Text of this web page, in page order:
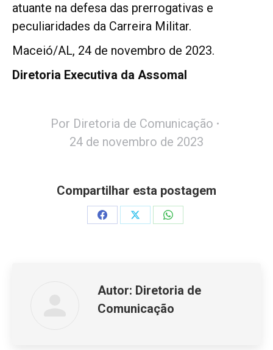
atuante na defesa das prerrogativas e
peculiaridades da Carreira Militar.
Maceió/AL, 24 de novembro de 2023.
Diretoria Executiva da Assomal
Por Diretoria de Comunicação
24 de novembro de 2023
Compartilhar esta postagem
Share
Share
Share
Autor: Diretoria de
Comunicação